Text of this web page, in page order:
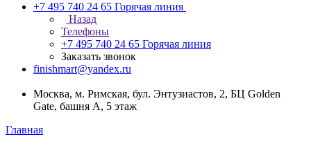
+7 495 740 24 65 Горячая линия
Назад
Телефоны
+7 495 740 24 65 Горячая линия
Заказать звонок
finishmart@yandex.ru
Москва, м. Римская, бул. Энтузиастов, 2, БЦ Golden
Gate, башня А, 5 этаж
Главная